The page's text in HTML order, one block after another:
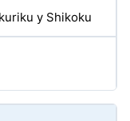
y Shikoku